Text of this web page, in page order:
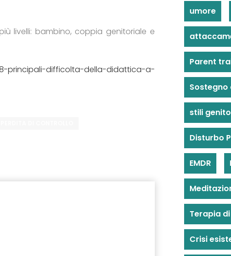
livelli: bambino, coppia genitoriale e
principali-difficolta-della-didattica-a-
umore
Parent
stili
Disturbo
EMDR
Terapia
Crisi